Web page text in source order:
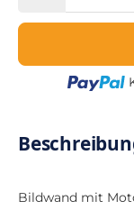
Bildwand mit